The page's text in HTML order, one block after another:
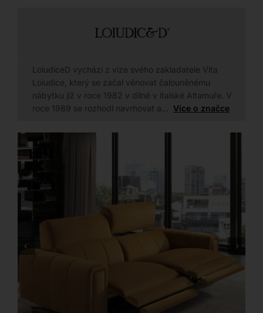
LoiudiceD vychází z vize svého zakladatele Vita
Loiudice, který se začal věnovat čalouněnému
nábytku již v roce 1982 v dílně v italské Altamuře. V
roce 1989 se rozhodl navrhovat a… Více o značce